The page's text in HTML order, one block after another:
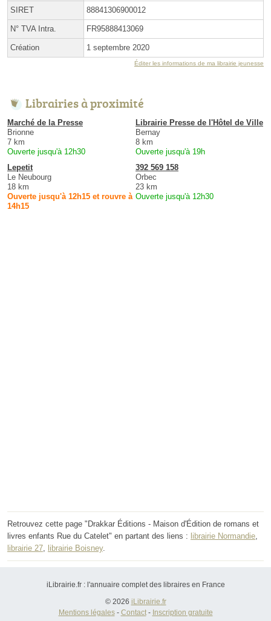
SIRET 88841306900012
N° TVA Intra. FR95888413069
Création 1 septembre 2020
Éditer les informations de ma librairie jeunesse
Librairies à proximité
Marché de la Presse
Brionne
7 km
Ouverte jusqu'à 12h30
Librairie Presse de l'Hôtel de Ville
Bernay
8 km
Ouverte jusqu'à 19h
Lepetit
Le Neubourg
18 km
Ouverte jusqu'à 12h15 et rouvre à
14h15
392 569 158
Orbec
23 km
Ouverte jusqu'à 12h30
Retrouvez cette page "Drakkar Éditions - Maison d'Édition de romans et
livres enfants Rue du Catelet" en partant des liens : librairie Normandie
librairie 27
librairie Boisney.
iLibrairie.fr : l'annuaire complet des libraires en France
© 2026 iLibrairie.fr
Mentions légales- Contact- Inscription gratuite